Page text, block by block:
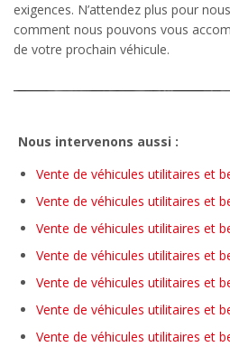
exigences. N’attendez plus pour
comment nous pouvons vous
de votre prochain véhicule.
Nous intervenons aussi :
Vente de véhicules utilitaires et
Vente de véhicules utilitaires et
Vente de véhicules utilitaires et
Vente de véhicules utilitaires et
Vente de véhicules utilitaires et
Vente de véhicules utilitaires et
Vente de véhicules utilitaires et